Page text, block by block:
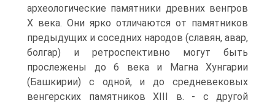
археологические памятники древних венгров
X века. Они ярко отличаются от памятников
предыдущих и соседних народов (славян, авар,
болгар) и ретроспективно могут быть
прослежены до 6 века и Магна Хунгарии
(Башкирии) с одной, и до средневековых
венгерских памятников XIII в. - с другой